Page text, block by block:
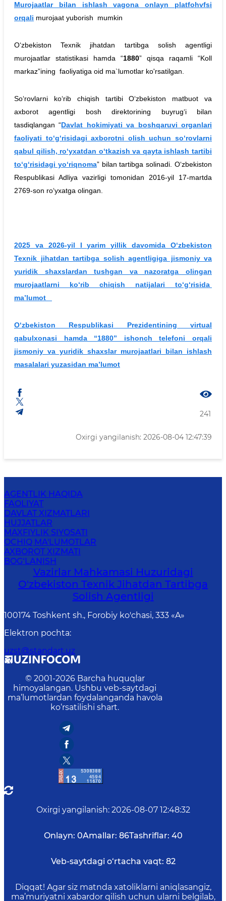
Murojaatlar bilan ishlash vagona onlayn platfohvfsi
orqali murojaat yuborish mumkin
O‘zbekiston Texnik jihatdan tartibga solish agentligi
murojaatlar statistikasi hamda “1880” qisqa raqamli “Koll
markaz”ining faoliyatiga oid ma`lumotlar ko'rsatilgan.
So‘rovlarni ko‘rib chiqish tartibi O‘zbekiston matbuot va
axborot agentligi bosh direktorining buyrug‘i bilan
tasdiqlangan “Davlat hokimiyati va boshqaruvi organlari
faoliyati to‘g‘risidagi axborotni olish uchun so‘rovlarni
qabul qilish, ro‘yxatdan o‘tkazish va qayta ishlash tartibi
to‘g‘risidagi yo‘riqnoma” bilan tartibga solinadi. O‘zbekiston
Respublikasi Adliya vazirligi tomonidan 2016-yil 17-martda
2769-son ro‘yxatga olingan.
2025 va 2026-yil I yarim yillik davomida O‘zbekiston
Texnik jihatdan tartibga solish agentligiga jismoniy va
yuridik shaxslardan tushgan va nazoratga olingan
murojaatlarni ko‘rib chiqish natijalari to‘g‘risida
ma’lumot
O‘zbekiston Respublikasi Prezidentining virtual
qabulxonasi hamda “1880” ishonch telefoni orqali
jismoniy va yuridik shaxslar murojaatlari bilan ishlash
masalalari yuzasidan ma’lumot
241
Oxirgi yangilanish: 2026-08-04 12:47:39
AGENTLIK HAQIDA
FAOLIYAT
DAVLAT XIZMATLARI
HUJJATLAR
MAXFIYLIK SIYOSATI
OCHIQ MA'LUMOTLAR
AXBOROT XIZMATI
BOG‘LANISH
Vazirlar Mahkamasi Huzuridagi
O'zbekiston Texnik Jihatdan Tartibga
Solish Agentligi
100174 Toshkent sh., Forobiy ko'chasi, 333 «A»
Elektron pochta:
uzst@standart.uz
© 2001-2026 Barcha huquqlar
himoyalangan. Ushbu veb-saytdagi
ma’lumotlardan foydalanganda havola
ko‘rsatilishi shart.
Oxirgi yangilanish: 2026-08-07 12:48:32
Onlayn: 0Amallar: 86Tashriflar: 40
Veb-saytdagi o‘rtacha vaqt: 82
Diqqat! Agar siz matnda xatoliklarni aniqlasangiz,
ma’muriyatni xabardor qilish uchun ularni belgilab,